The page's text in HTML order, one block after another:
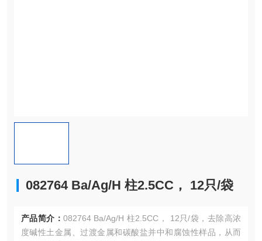
082764 Ba/Ag/H 柱2.5CC， 12只/袋
产品简介： 082764 Ba/Ag/H 柱2.5CC， 12只/袋，去除高浓
度碱性土金属、过渡金属和碳酸盐并中和腐蚀性样品，从而